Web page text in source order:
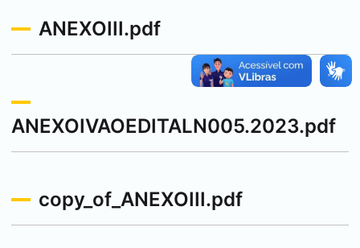
ANEXOIII.pdf
ANEXOIVAOEDITALN005.2023.pdf
copy_of_ANEXOIII.pdf